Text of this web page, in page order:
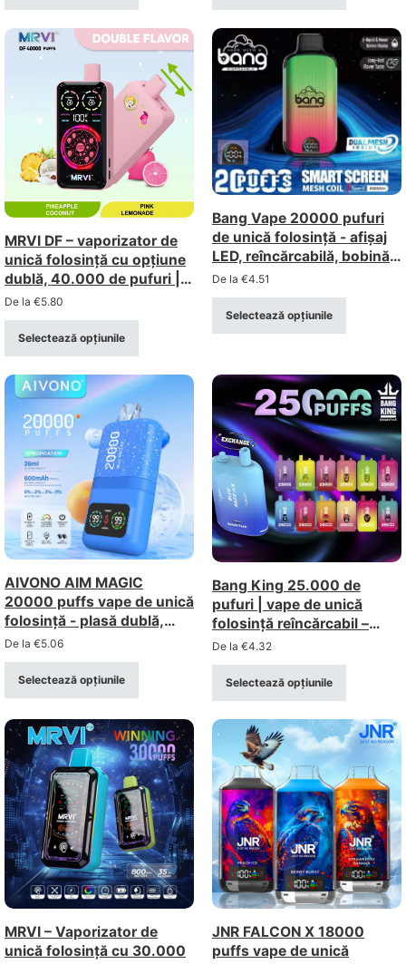
MRVI DF – vaporizator de
unică folosință cu opțiune
dublă, 40.000 de pufuri |
Sistem cu opțiune 2-în-1,
capacitate nominală mare
de 40 ml
De la €5.80
Selectează opțiunile
Bang Vape 20000 pufuri
de unică folosință - afișaj
LED, reîncărcabilă, bobină
mesh
De la €4.51
Selectează opțiunile
AIVONO AIM MAGIC
20000 puffs vape de unică
folosință - plasă dublă,
afișaj LCD
De la €5.06
Selectează opțiunile
Bang King 25.000 de
pufuri | vape de unică
folosință reîncărcabil –
vânzare en gros
(concentrații: 0%, 2%, 3%,
5%)
De la €4.32
Selectează opțiunile
MRVI – Vaporizator de
unică folosință cu 30.000
JNR FALCON X 18000
puffs vape de unică